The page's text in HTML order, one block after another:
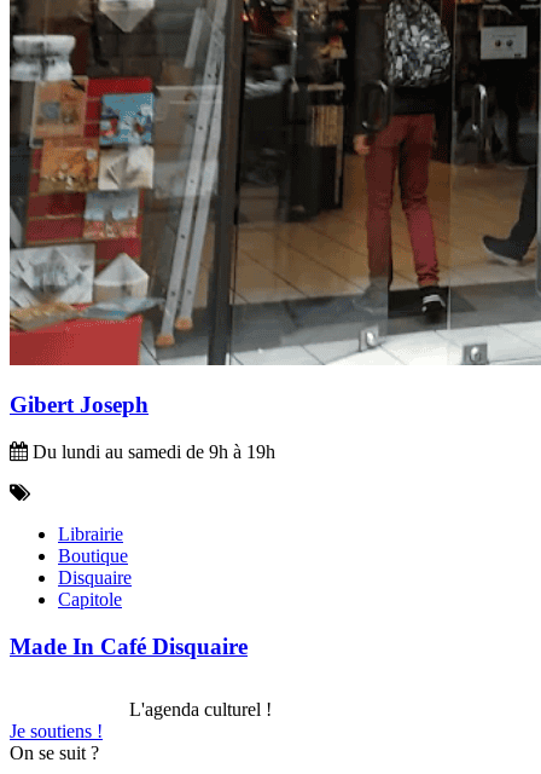
Gibert Joseph
Du lundi au samedi de 9h à 19h
Librairie
Boutique
Disquaire
Capitole
Made In Café Disquaire
L'agenda culturel !
Je soutiens !
On se suit ?